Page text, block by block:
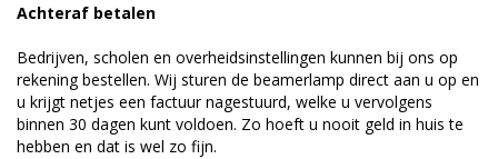
Achteraf betalen
Bedrijven, scholen en overheidsinstellingen kunnen bij ons op
rekening bestellen. Wij sturen de beamerlamp direct aan u op en
u krijgt netjes een factuur nagestuurd, welke u vervolgens
binnen 30 dagen kunt voldoen. Zo hoeft u nooit geld in huis te
hebben en dat is wel zo fijn.